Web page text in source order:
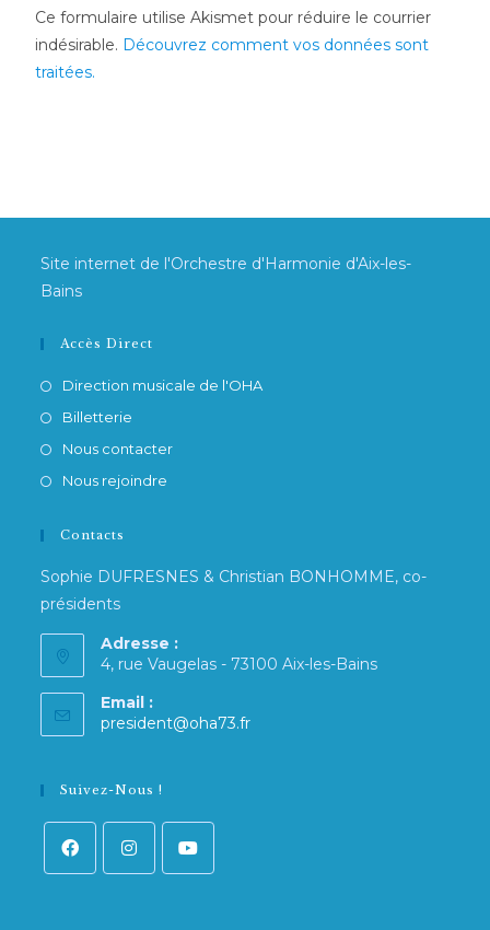
Ce formulaire utilise Akismet pour réduire le courrier
indésirable. Découvrez comment vos données sont
traitées.
Site internet de l'Orchestre d'Harmonie d'Aix-les-
Bains
Accès Direct
Direction musicale de l'OHA
Billetterie
Nous contacter
Nous rejoindre
Contacts
Sophie DUFRESNES & Christian BONHOMME, co-
présidents
Adresse :
4, rue Vaugelas - 73100 Aix-les-Bains
Email :
president@oha73.fr
Suivez-Nous !